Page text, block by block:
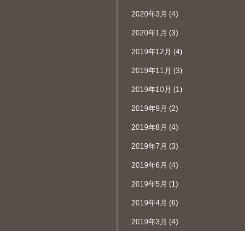
2020年3月 (4)
2020年1月 (3)
2019年12月 (4)
2019年11月 (3)
2019年10月 (1)
2019年9月 (2)
2019年8月 (4)
2019年7月 (3)
2019年6月 (4)
2019年5月 (1)
2019年4月 (6)
2019年3月 (4)